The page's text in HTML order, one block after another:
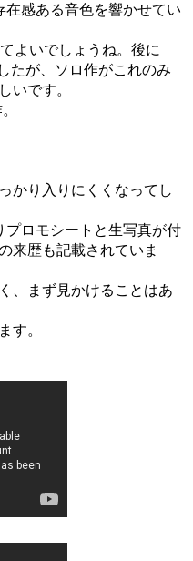
在感ある音色を響かせてい
よいでしょうね。後に
たが、ソロ作がこれのみ
いです。
かり入りにくくなってし
プロモシートと生写真が付
来歴も記載されていま
、まず見かけることはあ
す。